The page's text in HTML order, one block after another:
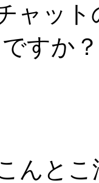
ャッ
ですか
んと